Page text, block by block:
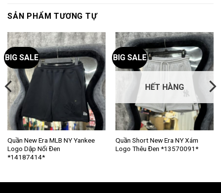
SẢN PHẨM TƯƠNG TỰ
BIG SALE
Quần New Era MLB NY Yankee
Logo Dập Nổi Đen
*14187414*
Sản
phẩm
này
nhiều
BIG SALE
HẾT HÀNG
Quần Short New Era NY Xám
Logo Thêu Đen *13570091*
Sản
phẩm
nhiều